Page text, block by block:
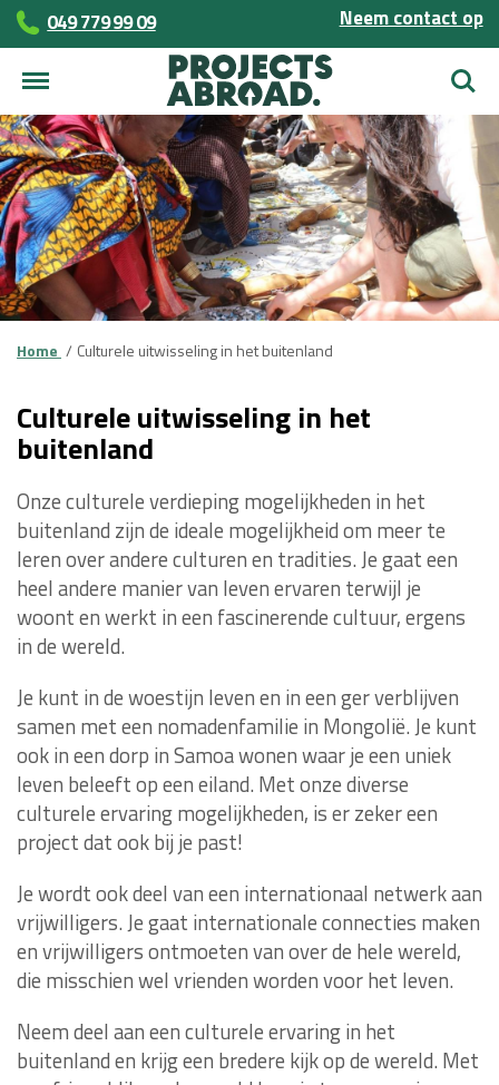
049 779 99 09 Neem contact op
Zoek
Home Culturele uitwisseling in het buitenland
Culturele uitwisseling in het
buitenland
Onze culturele verdieping mogelijkheden in het
buitenland zijn de ideale mogelijkheid om meer te
leren over andere culturen en tradities. Je gaat een
heel andere manier van leven ervaren terwijl je
woont en werkt in een fascinerende cultuur, ergens
in de wereld.
Je kunt in de woestijn leven en in een ger verblijven
samen met een nomadenfamilie in Mongolië. Je kunt
ook in een dorp in Samoa wonen waar je een uniek
leven beleeft op een eiland. Met onze diverse
culturele ervaring mogelijkheden, is er zeker een
project dat ook bij je past!
Je wordt ook deel van een internationaal netwerk aan
vrijwilligers. Je gaat internationale connecties maken
en vrijwilligers ontmoeten van over de hele wereld,
die misschien wel vrienden worden voor het leven.
Neem deel aan een culturele ervaring in het
buitenland en krijg een bredere kijk op de wereld. Met